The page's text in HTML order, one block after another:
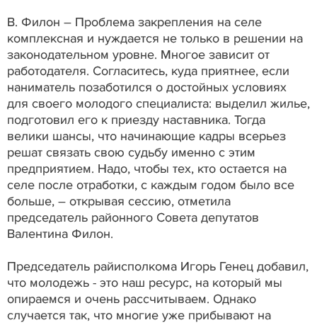
В. Филон – Проблема закрепления на селе
комплексная и нуждается не только в решении на
законодательном уровне. Многое зависит от
работодателя. Согласитесь, куда приятнее, если
наниматель позаботился о достойных условиях
для своего молодого специалиста: выделил жилье,
подготовил его к приезду наставника. Тогда
велики шансы, что начинающие кадры всерьез
решат связать свою судьбу именно с этим
предприятием. Надо, чтобы тех, кто остается на
селе после отработки, с каждым годом было все
больше, – открывая сессию, отметила
председатель районного Совета депутатов
Валентина Филон.
Председатель райисполкома Игорь Генец добавил,
что молодежь - это наш ресурс, на который мы
опираемся и очень рассчитываем. Однако
случается так, что многие уже прибывают на